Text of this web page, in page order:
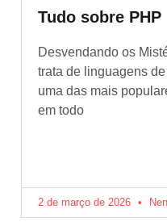
Tudo sobre PHP
Desvendando os
trata de linguagens
uma das mais
em todo
2 de março de 2026